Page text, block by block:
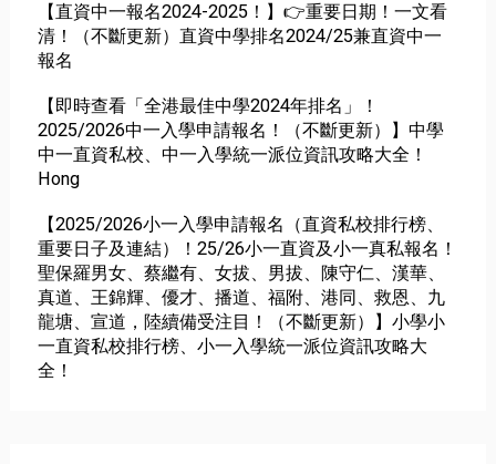
【直資中一報名2024-2025！】👉重要日期！一文看
清！（不斷更新）直資中學排名2024/25兼直資中一
報名
【即時查看「全港最佳中學2024年排名」！
2025/2026中一入學申請報名！（不斷更新）】中學
中一直資私校、中一入學統一派位資訊攻略大全！
Hong
【2025/2026小一入學申請報名（直資私校排行榜、
重要日子及連結）！25/26小一直資及小一真私報名！
聖保羅男女、蔡繼有、女拔、男拔、陳守仁、漢華、
真道、王錦輝、優才、播道、福附、港同、救恩、九
龍塘、宣道，陸續備受注目！（不斷更新）】小學小
一直資私校排行榜、小一入學統一派位資訊攻略大
全！